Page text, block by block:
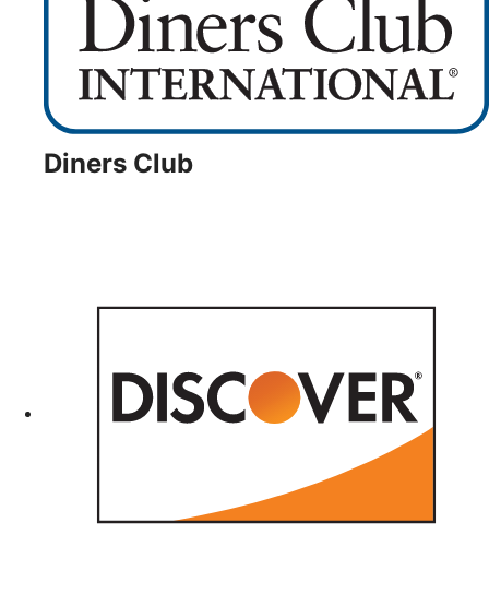
Diners Club